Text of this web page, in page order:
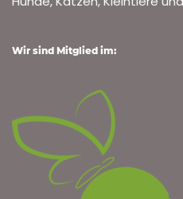
Wir sind Mitglied im: